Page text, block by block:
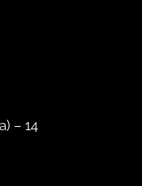
– 14